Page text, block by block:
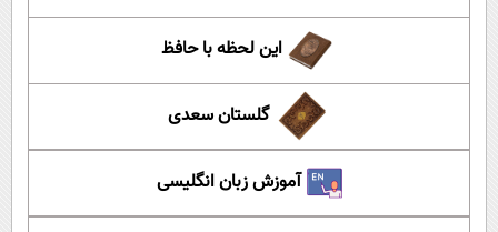
این لحظه با حافظ
گلستان سعدی
آموزش زبان انگلیسی